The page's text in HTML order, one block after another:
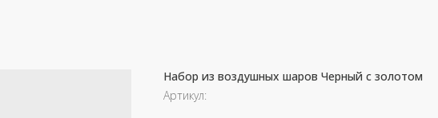
shar-udachi.ruНабор из воздушных шаров Черный с золотом
Артикул: